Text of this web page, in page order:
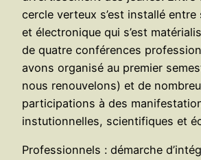
cercle verteux s’est installé entre
et électronique qui s’est
de quatre conférences
avons organisé au premier
nous renouvelons) et de
participations à des
instutionnelles, scientifiques et
Professionnels : démarche